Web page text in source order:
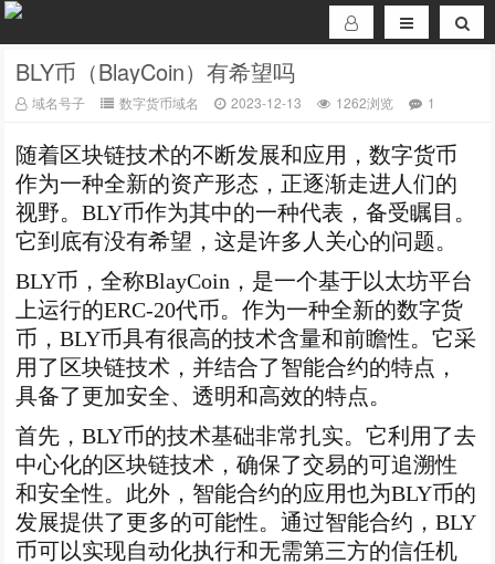
BLY币（BlayCoin）有希望吗
域名号子 数字货币域名 2023-12-13 1262浏览 1
随着区块链技术的不断发展和应用，数字货币
作为一种全新的资产形态，正逐渐走进人们的
视野。BLY币作为其中的一种代表，备受瞩目。
它到底有没有希望，这是许多人关心的问题。
BLY币，全称BlayCoin，是一个基于以太坊平台
上运行的ERC-20代币。作为一种全新的数字货
币，BLY币具有很高的技术含量和前瞻性。它采
用了区块链技术，并结合了智能合约的特点，
具备了更加安全、透明和高效的特点。
首先，BLY币的技术基础非常扎实。它利用了去
中心化的区块链技术，确保了交易的可追溯性
和安全性。此外，智能合约的应用也为BLY币的
发展提供了更多的可能性。通过智能合约，BLY
币可以实现自动化执行和无需第三方的信任机